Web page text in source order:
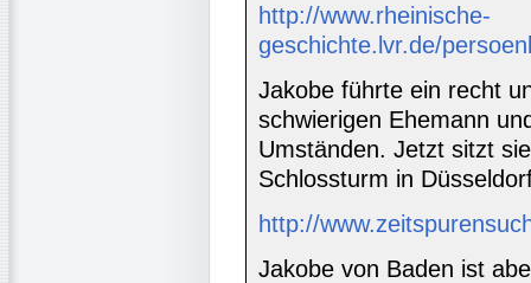
http://www.rheinische-
geschichte.lvr.de/
Jakobe führte ein recht
schwierigen Ehemann
Umständen. Jetzt sitzt
Schlossturm in
http://
Jakobe von Baden ist